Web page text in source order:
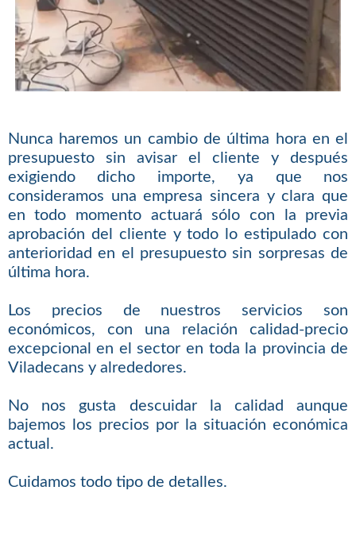
Nunca haremos un cambio de última hora en el
presupuesto sin avisar el cliente y después
exigiendo dicho importe, ya que nos
consideramos una empresa sincera y clara que
en todo momento actuará sólo con la previa
aprobación del cliente y todo lo estipulado con
anterioridad en el presupuesto sin sorpresas de
última hora.
Los precios de nuestros servicios son
económicos, con una relación calidad-precio
excepcional en el sector en toda la provincia de
Viladecans y alrededores.
No nos gusta descuidar la calidad aunque
bajemos los precios por la situación económica
actual.
Cuidamos todo tipo de detalles.